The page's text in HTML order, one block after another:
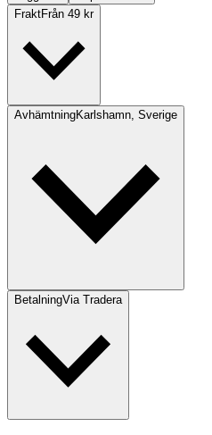
FraktFrån 49 kr
AvhämtningKarlshamn, Sverige
BetalningVia Tradera